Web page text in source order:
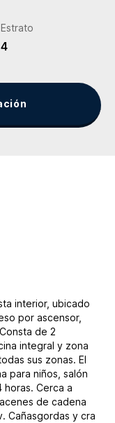
Estrato
4
interior, ubicado
por ascensor,
de 2
integral y zona
sus zonas. El
para niños, salón
horas. Cerca a
de cadena
Cañasgordas y cra